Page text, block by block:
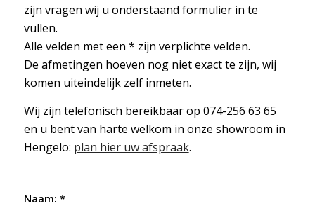
zijn vragen wij u onderstaand formulier in te
vullen.
Alle velden met een * zijn verplichte velden.
De afmetingen hoeven nog niet exact te zijn, wij
komen uiteindelijk zelf inmeten.
Wij zijn telefonisch bereikbaar op 074-256 63 65
en u bent van harte welkom in onze showroom in
Hengelo: plan hier uw afspraak.
Naam: *